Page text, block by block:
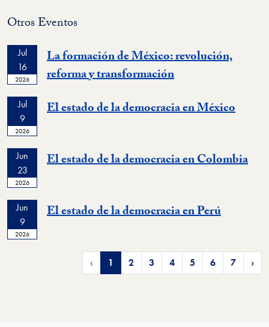
Otros Eventos
Jul
16
2026
La formación de México: revolución,
reforma y transformación
Jul
9
2026
El estado de la democracia en México
Jun
23
2026
El estado de la democracia en Colombia
Jun
9
2026
El estado de la democracia en Perú
‹ 1 2 3 4 5 6 7 ›